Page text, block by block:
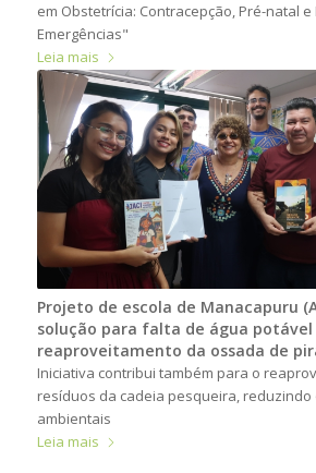
em Obstetrícia: Contracepção, Pré-natal e
Emergências"
Leia mais
Projeto de escola de Manacapuru
solução para falta de água
reaproveitamento da ossada de
Iniciativa contribui também para o
resíduos da cadeia pesqueira, reduzindo
ambientais
Leia mais